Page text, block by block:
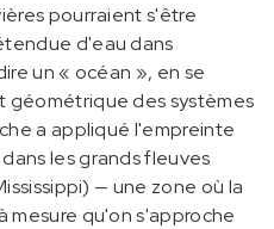
pourraient s'être
d'eau dans
un « océan », en se
géométrique des systèmes
a appliqué l'empreinte
les grands fleuves
— une zone où la
mesure qu'on s'approche